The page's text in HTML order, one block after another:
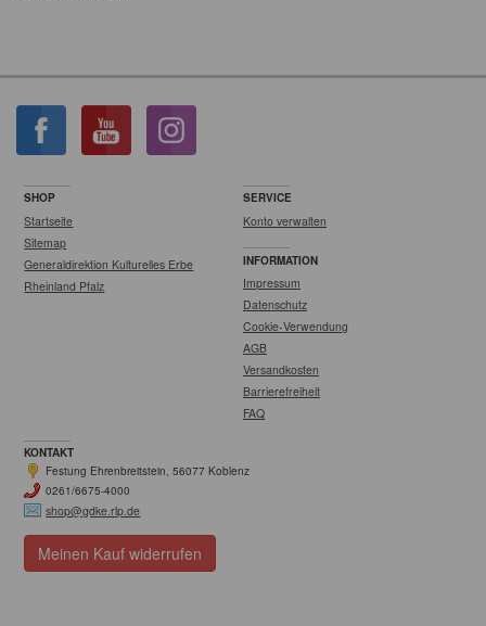
SHOP
Startseite
Sitemap
Generaldirektion Kulturelles Erbe
Rheinland Pfalz
SERVICE
Konto verwalten
INFORMATION
Impressum
Datenschutz
Cookie-Verwendung
AGB
Versandkosten
Barrierefreiheit
FAQ
KONTAKT
Festung Ehrenbreitstein, 56077 Koblenz
0261/6675-4000
shop@gdke.rlp.de
Meinen Kauf widerrufen